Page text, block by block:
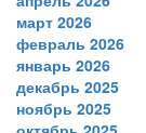
март 2026
февраль 2026
январь 2026
декабрь 2025
ноябрь 2025